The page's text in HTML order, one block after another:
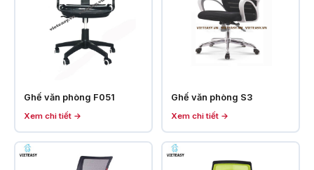
Ghế văn phòng F051
Xem chi tiết →
Ghế văn phòng S3
Xem chi tiết →